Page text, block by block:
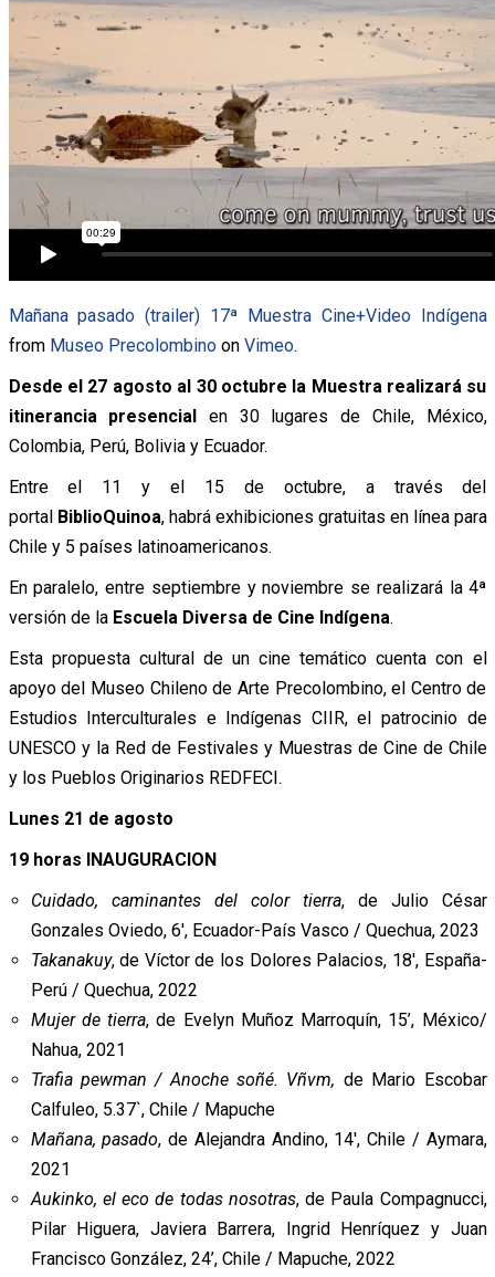
Mañana pasado (trailer) 17ª Muestra Cine+Video Indígena
from Museo Precolombinoon Vimeo.
Desde el 27 agosto al 30 octubre la Muestra realizará su
itinerancia presencial en 30 lugares de Chile, México,
Colombia, Perú, Bolivia y Ecuador.
Entre el 11 y el 15 de octubre, a través del
portal BiblioQuinoa, habrá exhibiciones gratuitas en línea para
Chile y 5 países latinoamericanos.
En paralelo, entre septiembre y noviembre se realizará la 4ª
versión de la Escuela Diversa de Cine Indígena.
Esta propuesta cultural de un cine temático cuenta con el
apoyo del Museo Chileno de Arte Precolombino, el Centro de
Estudios Interculturales e Indígenas CIIR, el patrocinio de
UNESCO y la Red de Festivales y Muestras de Cine de Chile
y los Pueblos Originarios REDFECI.
Lunes 21 de agosto
19 horas INAUGURACION
Cuidado, caminantes del color tierra, de Julio César
Gonzales Oviedo, 6′, Ecuador-País Vasco / Quechua, 2023
Takanakuy, de Víctor de los Dolores Palacios, 18′, España-
Perú / Quechua, 2022
Mujer de tierra, de Evelyn Muñoz Marroquín, 15’, México/
Nahua, 2021
Trafia pewman / Anoche soñé. Vñvm, de Mario Escobar
Calfuleo, 5.37`, Chile / Mapuche
Mañana, pasado, de Alejandra Andino, 14′, Chile / Aymara,
2021
Aukinko, el eco de todas nosotras, de Paula Compagnucci,
Pilar Higuera, Javiera Barrera, Ingrid Henríquez y Juan
Francisco González, 24’, Chile / Mapuche, 2022